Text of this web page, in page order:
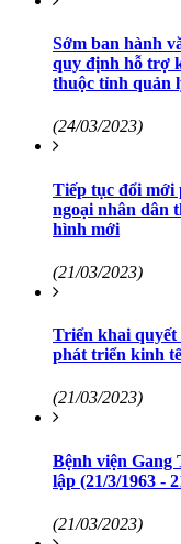
Sớm ban hành
quy định hỗ trợ
thuộc tỉnh quản
(24/03/2023)
Tiếp tục đổi mới
ngoại nhân dân
hình mới
(21/03/2023)
Triển khai quyết
phát triển kinh
(21/03/2023)
Bệnh viện Gang
lập (21/3/1963 -
(21/03/2023)